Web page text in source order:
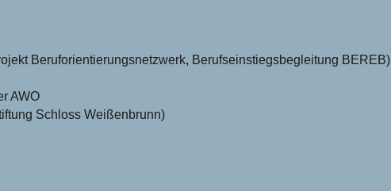
Beruforientierungsnetzwerk, Berufseinstiegsbegleitung BEREB)
AWO
Schloss Weißenbrunn)